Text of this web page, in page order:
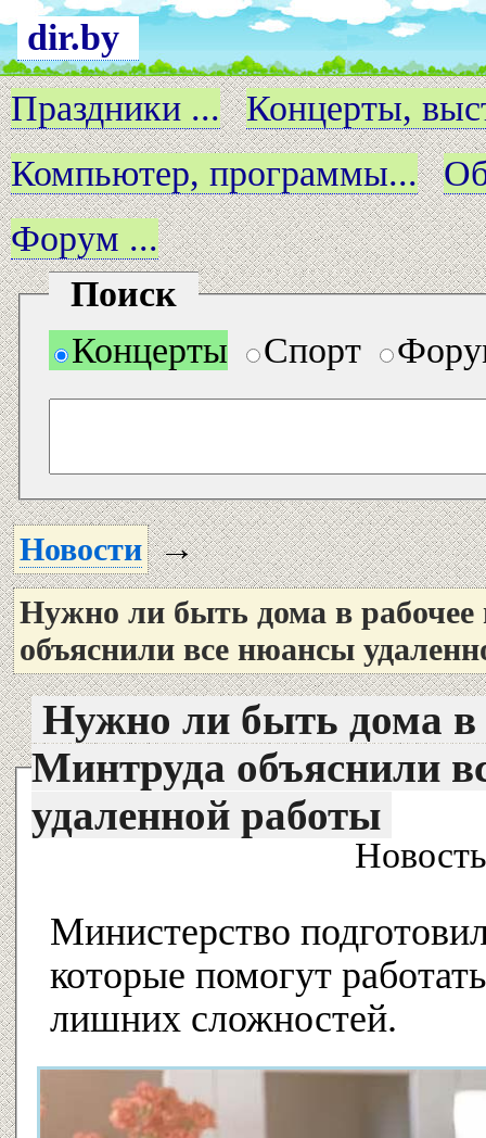
dir.by
Праздники ...
Концерты,
Компьютер, программы...
Форум ...
Поиск
Концерты
Спорт
Новости→
Нужно ли быть дома в
объяснили все нюансы
Нужно ли быть дома в
Минтруда объяснили
удаленной работы
Министерство
которые помогут
лишних сложностей.